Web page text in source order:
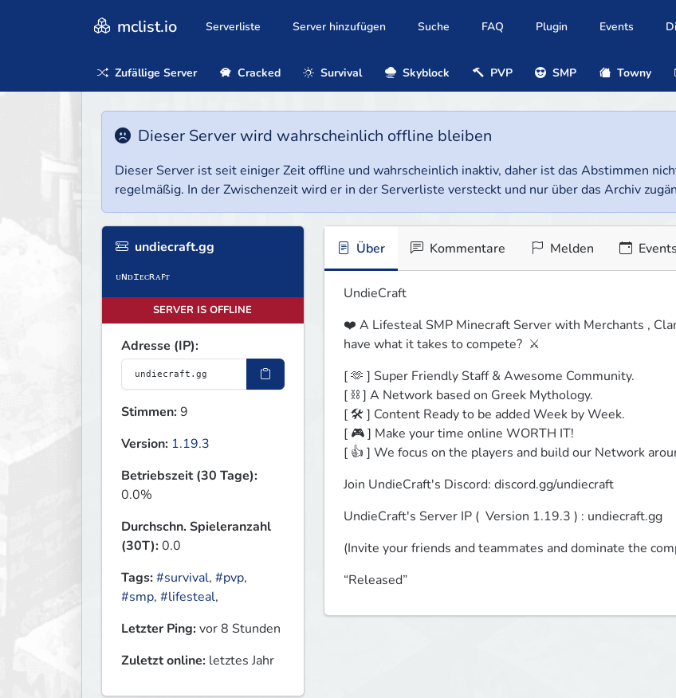
mclist.io Serverliste Server hinzufügen Suche FAQ Plugin Events
Zufällige Server Cracked Survival Skyblock PVP SMP Towny
Dieser Server wird wahrscheinlich offline bleiben
Dieser Server ist seit einiger Zeit offline und wahrscheinlich inaktiv, daher ist das Abstimmen
regelmäßig. In der Zwischenzeit wird er in der Serverliste versteckt und nur über das Archiv
undiecraft.gg
SERVER IS OFFLINE
Adresse (IP):
Stimmen:9
Version: 1.19.3
Betriebszeit (30 Tage):
0.0%
Durchschn. Spieleranzahl
(30T):0.0
Tags:#survival, #pvp,
#smp, #lifesteal,
Letzter Ping:vor 8 Stunden
Zuletzt online: letztes Jahr
Über Kommentare Melden Events
UndieCraft
❤️ A Lifesteal SMP Minecraft Server with Merchants ,
have what it takes to compete?  ⚔️
[ 🫶 ] Super Friendly Staff & Awesome Community.
[ ⛓️ ] A Network based on Greek Mythology.
[ 🛠️ ] Content Ready to be added Week by Week.
[ 🎮 ] Make your time online WORTH IT!
[ 👍 ] We focus on the players and build our Network
Join UndieCraft's Discord: discord.gg/undiecraft
UndieCraft's Server IP (  Version 1.19.3 ) : undiecraft.gg
(Invite your friends and teammates and dominate the
“Released”